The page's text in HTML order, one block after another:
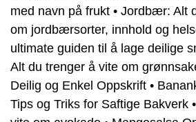
med navn på frukt • Jordbær: Alt
om jordbærsorter, innhold og
ultimate guiden til å lage deilige
Alt du trenger å vite om
Deilig og Enkel Oppskrift •
Tips og Triks for Saftige Bakverk •